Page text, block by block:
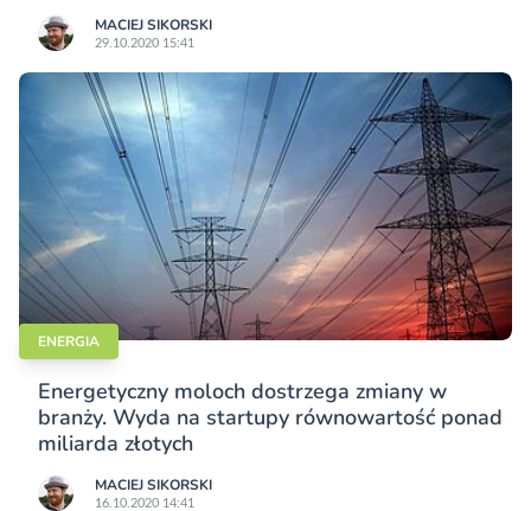
MACIEJ SIKORSKI
29.10.2020 15:41
ENERGIA
Energetyczny moloch dostrzega zmiany w
branży. Wyda na startupy równowartość ponad
miliarda złotych
MACIEJ SIKORSKI
16.10.2020 14:41